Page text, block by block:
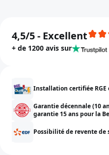
4,5/5 - Excellent
+ de 1200 avis sur
Installation certifiée RGE
Garantie décennale (10
garantie 15 ans pour la
Possibilité de revente de